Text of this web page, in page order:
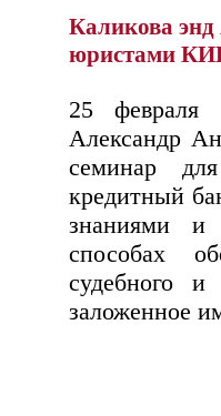
Каликова энд
юристами
25 февраля
Александр
семинар
кредитный
знаниями и
способах
судебного и
заложенное